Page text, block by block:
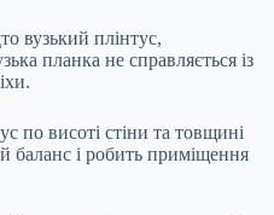
вузький плінтус,
планка не справляється із
по висоті стіни та товщині
баланс і робить приміщення